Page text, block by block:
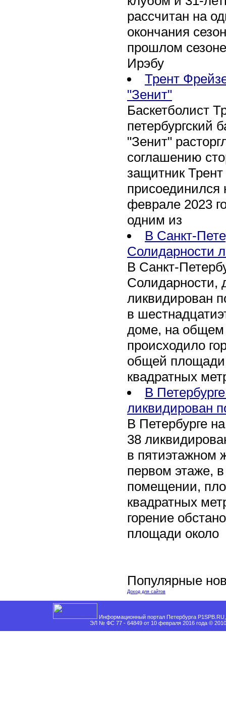
рассчитан на
окончания
прошлом
Ирэбу
Трент
"Зенит"
Баскетболист
петербургский
"Зенит"
соглашению
защитник
присоединился
феврале 2023
одним из
В Санкт-
Солидарности
В Санкт-
Солидарности,
ликвидирован
в
доме, на общем
происходило
общей площади
квадратных
В
ликвидирован
В Петербурге
38
в пятиэтажном
первом этаже,
помещении,
квадратных
горение
площади около
Популярные
Доход для сайтов
Информационный портал Петербурга
ЭЛ № ФС 77 - 64849 от 10 февраля 2016 года ©